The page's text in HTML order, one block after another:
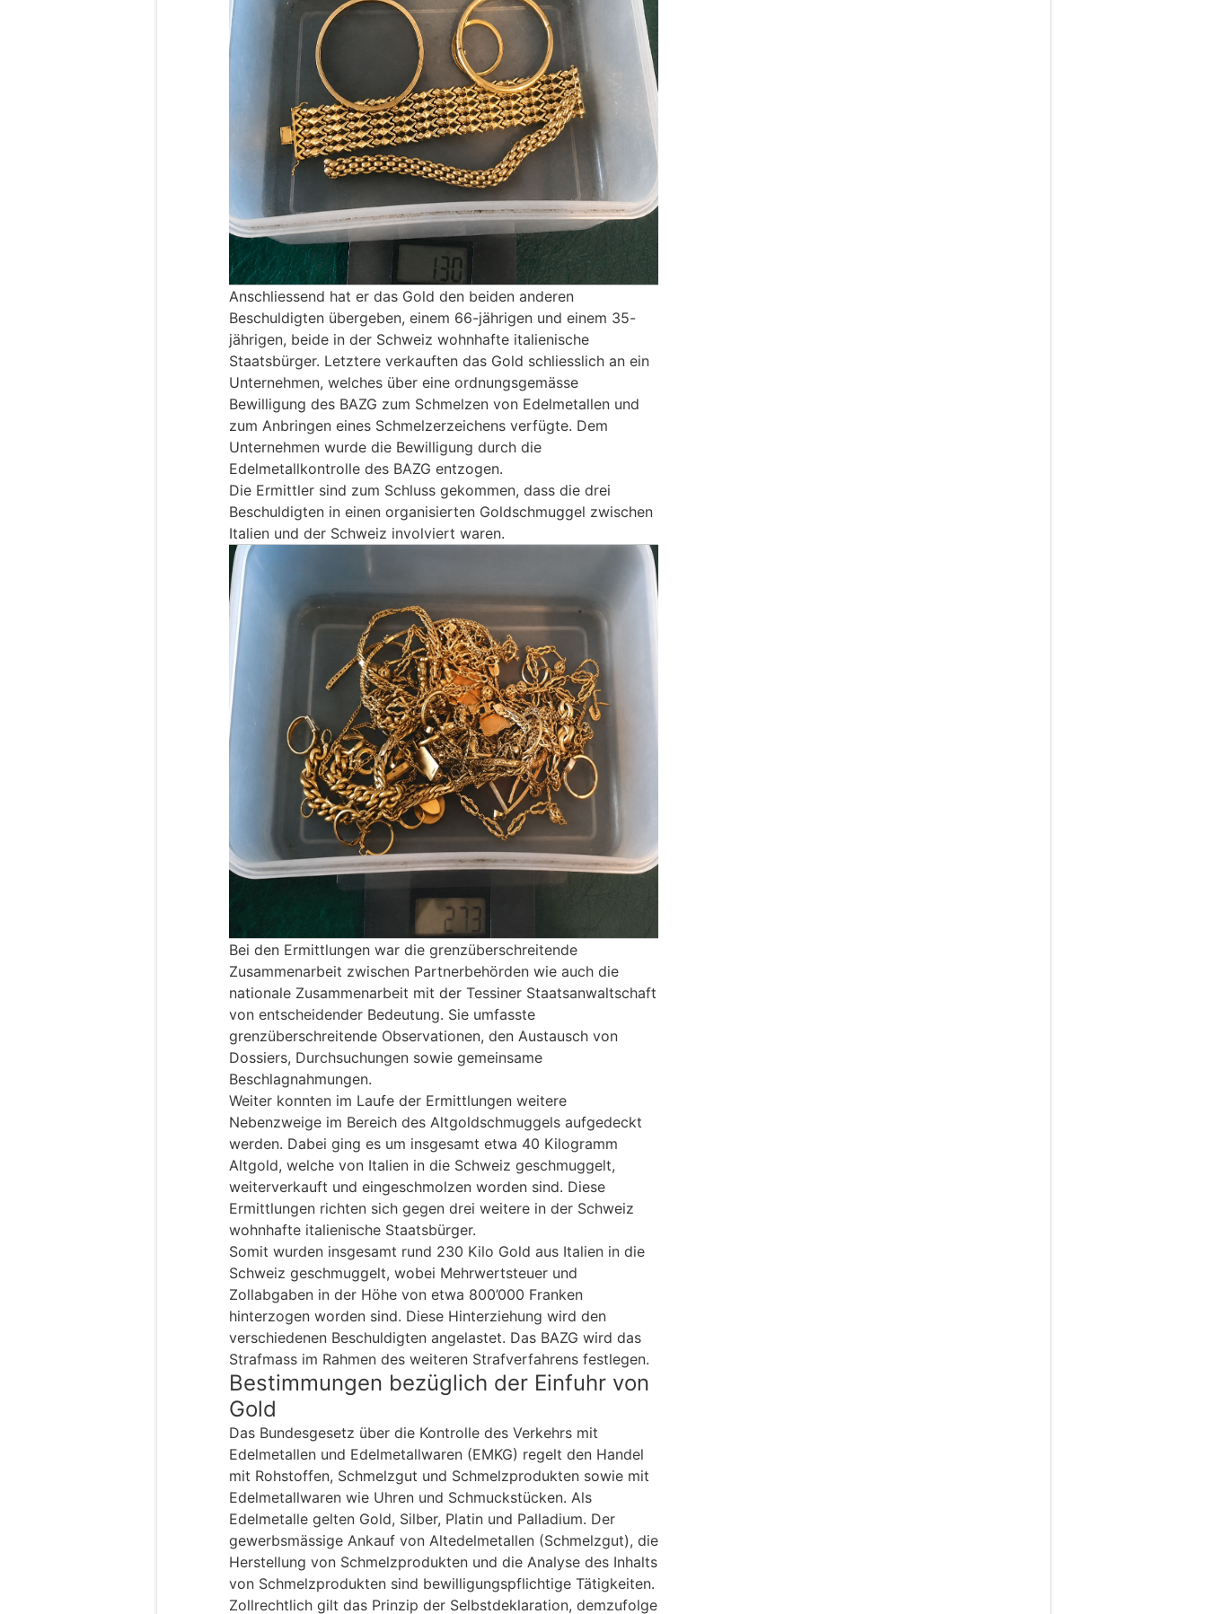
Anschliessend hat er das Gold den beiden anderen
Beschuldigten übergeben, einem 66-jährigen und einem 35-
jährigen, beide in der Schweiz wohnhafte italienische
Staatsbürger. Letztere verkauften das Gold schliesslich an ein
Unternehmen, welches über eine ordnungsgemässe
Bewilligung des BAZG zum Schmelzen von Edelmetallen und
zum Anbringen eines Schmelzerzeichens verfügte. Dem
Unternehmen wurde die Bewilligung durch die
Edelmetallkontrolle des BAZG entzogen.
Die Ermittler sind zum Schluss gekommen, dass die drei
Beschuldigten in einen organisierten Goldschmuggel zwischen
Italien und der Schweiz involviert waren.
Bei den Ermittlungen war die grenzüberschreitende
Zusammenarbeit zwischen Partnerbehörden wie auch die
nationale Zusammenarbeit mit der Tessiner Staatsanwaltschaft
von entscheidender Bedeutung. Sie umfasste
grenzüberschreitende Observationen, den Austausch von
Dossiers, Durchsuchungen sowie gemeinsame
Beschlagnahmungen.
Weiter konnten im Laufe der Ermittlungen weitere
Nebenzweige im Bereich des Altgoldschmuggels aufgedeckt
werden. Dabei ging es um insgesamt etwa 40 Kilogramm
Altgold, welche von Italien in die Schweiz geschmuggelt,
weiterverkauft und eingeschmolzen worden sind. Diese
Ermittlungen richten sich gegen drei weitere in der Schweiz
wohnhafte italienische Staatsbürger.
Somit wurden insgesamt rund 230 Kilo Gold aus Italien in die
Schweiz geschmuggelt, wobei Mehrwertsteuer und
Zollabgaben in der Höhe von etwa 800’000 Franken
hinterzogen worden sind. Diese Hinterziehung wird den
verschiedenen Beschuldigten angelastet. Das BAZG wird das
Strafmass im Rahmen des weiteren Strafverfahrens festlegen.
Bestimmungen bezüglich der Einfuhr von
Gold
Das Bundesgesetz über die Kontrolle des Verkehrs mit
Edelmetallen und Edelmetallwaren (EMKG) regelt den Handel
mit Rohstoffen, Schmelzgut und Schmelzprodukten sowie mit
Edelmetallwaren wie Uhren und Schmuckstücken. Als
Edelmetalle gelten Gold, Silber, Platin und Palladium. Der
gewerbsmässige Ankauf von Altedelmetallen (Schmelzgut), die
Herstellung von Schmelzprodukten und die Analyse des Inhalts
von Schmelzprodukten sind bewilligungspflichtige Tätigkeiten.
Zollrechtlich gilt das Prinzip der Selbstdeklaration, demzufolge